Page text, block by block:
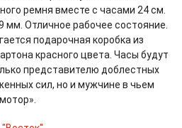
ремня вместе с часами 24 см.
мм. Отличное рабочее состояние.
подарочная коробка из
красного цвета. Часы будут
представителю доблестных
сил, но и мужчине в чьем